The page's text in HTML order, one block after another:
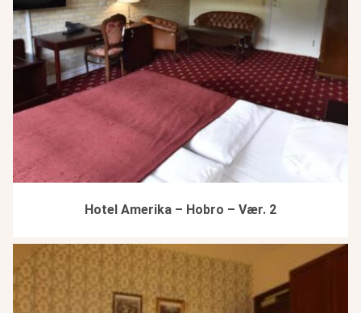
Hotel Amerika – Hobro – Vær. 2